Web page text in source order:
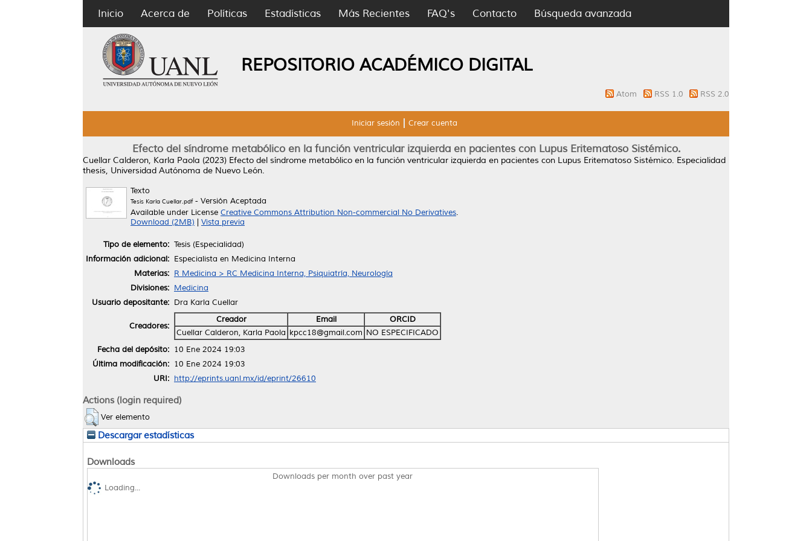
Inicio Acerca de Políticas Estadísticas Más Recientes FAQ's Contacto Búsqueda avanzada
REPOSITORIO ACADÉMICO DIGITAL
Atom RSS 1.0 RSS 2.0
Iniciar sesión Crear cuenta
Efecto del síndrome metabólico en la función ventricular izquierda en pacientes con Lupus Eritematoso Sistémico.
Cuellar Calderon, Karla Paola (2023) Efecto del síndrome metabólico en la función ventricular izquierda en pacientes con Lupus Eritematoso Sistémico. Especialidad
thesis, Universidad Autónoma de Nuevo León.
Texto
Tesis Karla Cuellar.pdf- Versión Aceptada
Available under License Creative Commons Attribution Non-commercial No Derivatives.
Download (2MB)
Vista previa
Tipo de elemento: Tesis (Especialidad)
Información adicional: Especialista en Medicina Interna
Materias: R Medicina > RC Medicina Interna, Psiquiatría, Neurología
Divisiones: Medicina
Usuario depositante: Dra Karla Cuellar
Creadores:
Creador Email
ORCID
Cuellar Calderon, Karla Paola kpcc18@gmail.com NO ESPECIFICADO
Fecha del depósito: 10 Ene 2024 19:03
Última modificación: 10 Ene 2024 19:03
URI: http://eprints.uanl.mx/id/eprint/26610
Actions (login required)
Ver elemento
Descargar estadísticas
Downloads
Downloads per month over past year
Loading...